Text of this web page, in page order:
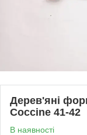
Дерев'яні
Coccine 41-42
В наявності